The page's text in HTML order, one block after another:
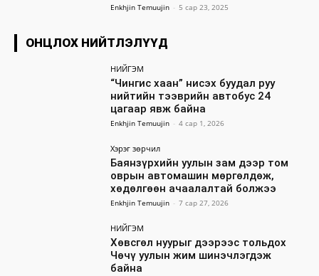
Enkhjin Temuujin - 5 сар 23, 2025
ОНЦЛОХ НИЙТЛЭЛҮҮД
НИЙГЭМ
“Чингис хаан” нисэх буудал руу
нийтийн тээврийн автобус 24
цагаар явж байна
Enkhjin Temuujin - 4 сар 1, 2026
Хэрэг зөрчил
Баянзүрхийн уулын зам дээр том
оврын автомашин мөргөлдөж,
хөдөлгөөн ачаалалтай болжээ
Enkhjin Temuujin - 7 сар 27, 2026
НИЙГЭМ
Хөвсгөл нуурыг дээрээс тольдох
Чөчү уулын жим шинэчлэгдэж
байна